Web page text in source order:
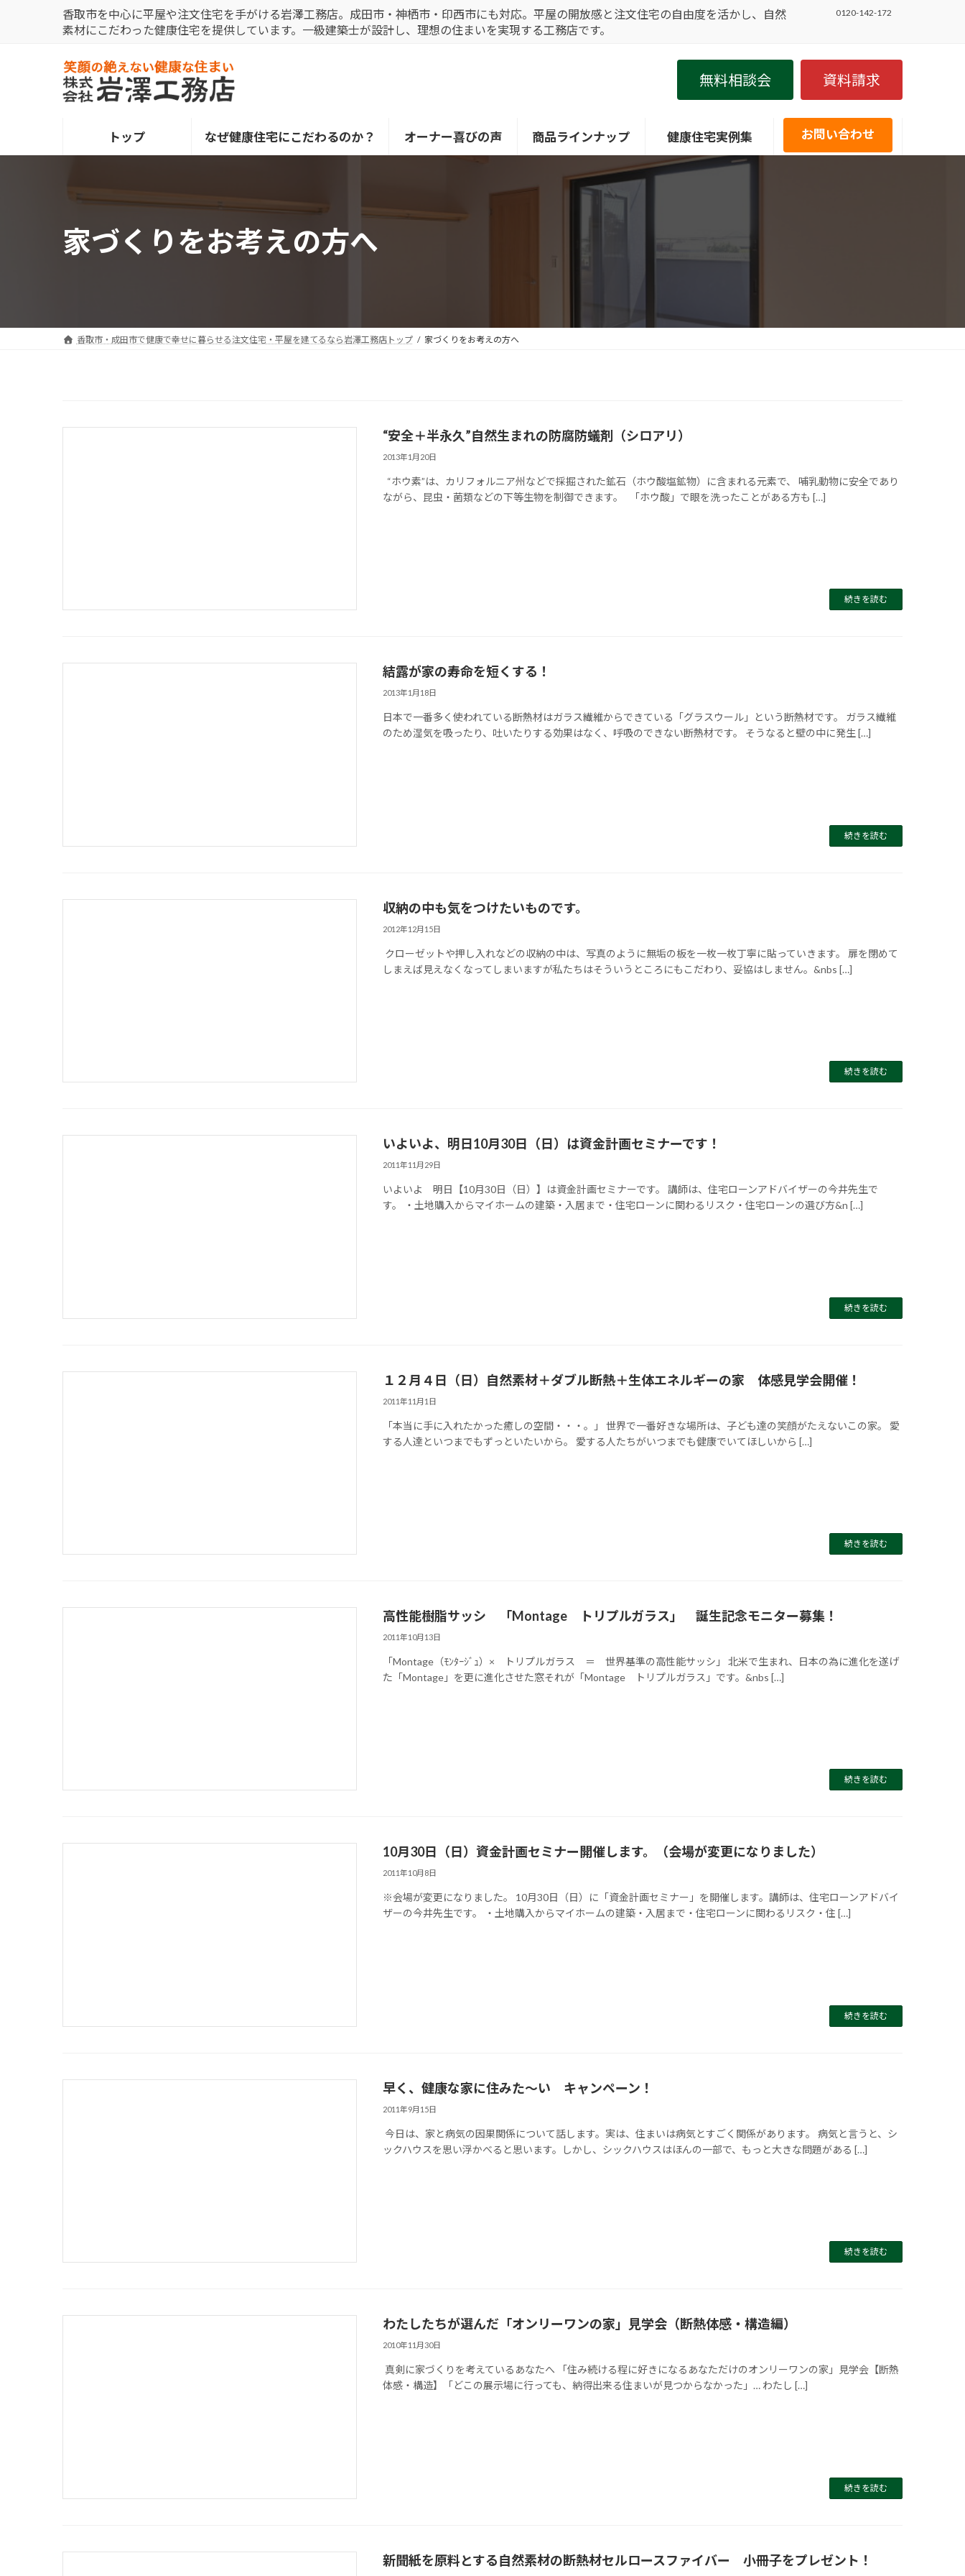
キ
に
香取市を中心に平屋や注文住宅を手がける岩澤工務店。成田市・神栖市・印西市にも対応。平屋の開放感と注文住宅の自由度を活かし、自然
素材にこだわった健康住宅を提供しています。一級建築士が設計し、理想の住まいを実現する工務店です。
0120-142-172
無料相談会 資料請求
トップ なぜ健康住宅にこだわるのか？ オーナー喜びの声 商品ラインナップ 健康住宅実例集 お問い合わせ
家づくりをお考えの方へ
香取市・成田市で健康で幸せに暮らせる注文住宅・平屋を建てるなら岩澤工務店トップ 家づくりをお考えの方へ
“安全＋半永久”自然生まれの防腐防蟻剤（シロアリ）
2013年1月20日
“ホウ素”は、カリフォルニア州などで採掘された鉱石（ホウ酸塩鉱物）に含まれる元素で、 哺乳動物に安全であり
ながら、昆虫・菌類などの下等生物を制御できます。 「ホウ酸」で眼を洗ったことがある方も […]
続きを読む
結露が家の寿命を短くする！
2013年1月18日
日本で一番多く使われている断熱材はガラス繊維からできている「グラスウール」という断熱材です。 ガラス繊維
のため湿気を吸ったり、吐いたりする効果はなく、呼吸のできない断熱材です。 そうなると壁の中に発生 […]
続きを読む
収納の中も気をつけたいものです。
2012年12月15日
クローゼットや押し入れなどの収納の中は、写真のように無垢の板を一枚一枚丁寧に貼っていきます。 扉を閉めて
しまえば見えなくなってしまいますが私たちはそういうところにもこだわり、妥協はしません。&nbs […]
続きを読む
いよいよ、明日10月30日（日）は資金計画セミナーです！
2011年11月29日
いよいよ 明日【10月30日（日）】は資金計画セミナーです。 講師は、住宅ローンアドバイザーの今井先生で
す。 ・土地購入からマイホームの建築・入居まで・住宅ローンに関わるリスク・住宅ローンの選び方&n […]
続きを読む
１２月４日（日）自然素材＋ダブル断熱＋生体エネルギーの家 体感見学会開催！
2011年11月1日
「本当に手に入れたかった癒しの空間・・・。」 世界で一番好きな場所は、子ども達の笑顔がたえないこの家。 愛
する人達といつまでもずっといたいから。 愛する人たちがいつまでも健康でいてほしいから […]
続きを読む
高性能樹脂サッシ 「Montage トリプルガラス」 誕生記念モニター募集！
2011年10月13日
「Montage（ﾓﾝﾀｰｼﾞｭ）× トリプルガラス ＝ 世界基準の高性能サッシ」 北米で生まれ、日本の為に進化を遂げ
た「Montage」を更に進化させた窓それが「Montage トリプルガラス」です。&nbs […]
続きを読む
10月30日（日）資金計画セミナー開催します。（会場が変更になりました）
2011年10月8日
※会場が変更になりました。 10月30日（日）に「資金計画セミナー」を開催します。講師は、住宅ローンアドバイ
ザーの今井先生です。 ・土地購入からマイホームの建築・入居まで・住宅ローンに関わるリスク・住 […]
続きを読む
早く、健康な家に住みた～い キャンペーン！
2011年9月15日
今日は、家と病気の因果関係について話します。実は、住まいは病気とすごく関係があります。 病気と言うと、シ
ックハウスを思い浮かべると思います。しかし、シックハウスはほんの一部で、もっと大きな問題がある […]
続きを読む
わたしたちが選んだ「オンリーワンの家」見学会（断熱体感・構造編）
2010年11月30日
真剣に家づくりを考えているあなたへ 「住み続ける程に好きになるあなただけのオンリーワンの家」見学会【断熱
体感・構造】「どこの展示場に行っても、納得出来る住まいが見つからなかった」… わたし […]
続きを読む
新聞紙を原料とする自然素材の断熱材セルロースファイバー 小冊子をプレゼント！